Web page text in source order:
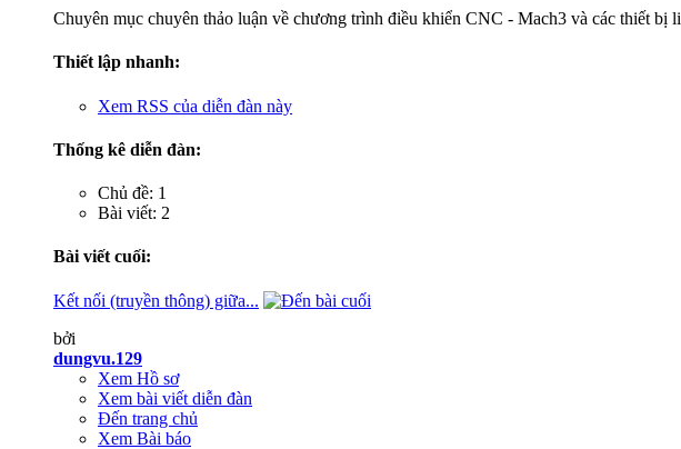
Chuyên mục chuyên thảo luận về chương trình điều khiển CNC - Mach3 và các thiết bị
Thiết lập nhanh:
Xem RSS của diễn đàn này
Thống kê diễn đàn:
Chủ đề: 1
Bài viết: 2
Bài viết cuối:
Kết nối (truyền thông) giữa...
bởi
dungvu.129
Xem Hồ sơ
Xem bài viết diễn đàn
Đến trang chủ
Xem Bài báo